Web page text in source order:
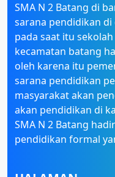
SMA N 2 Batang di
sarana pendidikan
pada saat itu
kecamatan batang
oleh karena itu
sarana pendidikan
masyarakat akan
akan pendidikan di
SMA N 2 Batang
pendidikan formal